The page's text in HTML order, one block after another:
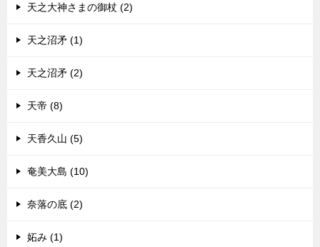
天之大神さまの御杖 (2)
天之沼矛 (1)
天之沼矛 (2)
天帝 (8)
天香久山 (5)
奄美大島 (10)
奈落の底 (2)
妬み (1)